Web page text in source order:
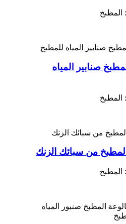
المطبخ
صنابير المياه
المطبخ
من سبائك الزنك
المطبخ